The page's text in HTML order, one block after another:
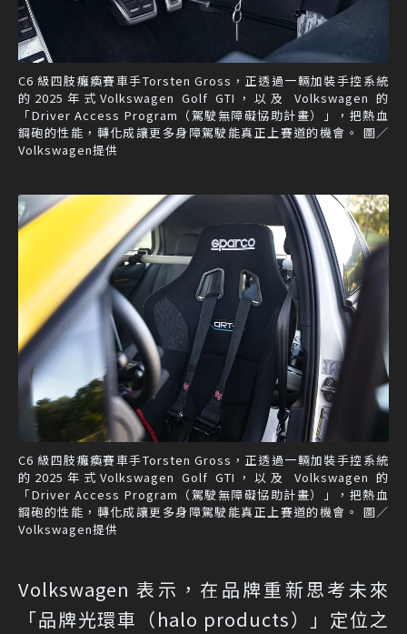
C6 級四肢癱瘓賽車手Torsten Gross，正透過一輛加裝手控系統
的2025年式Volkswagen Golf GTI，以及 Volkswagen 的
「Driver Access Program（駕駛無障礙協助計畫）」，把熱血
鋼砲的性能，轉化成讓更多身障駕駛能真正上賽道的機會。 圖／
Volkswagen提供
C6 級四肢癱瘓賽車手Torsten Gross，正透過一輛加裝手控系統
的2025年式Volkswagen Golf GTI，以及 Volkswagen 的
「Driver Access Program（駕駛無障礙協助計畫）」，把熱血
鋼砲的性能，轉化成讓更多身障駕駛能真正上賽道的機會。 圖／
Volkswagen提供
Volkswagen 表示，在品牌重新思考未來
「品牌光環車（halo products）」定位之